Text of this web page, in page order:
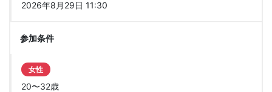
2026年8月29日 11:30
参加条件
女性
20〜32歳